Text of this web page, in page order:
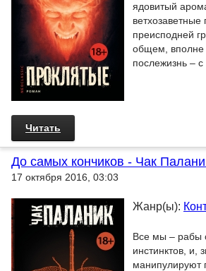
ядовитый
преисподней
общем, вполне
послежизнь – с
Читать
До самых кончиков - Чак
17 октября 2016, 03:03
Жанр(ы):
Все мы – рабы
инстинктов, и,
манипулируют